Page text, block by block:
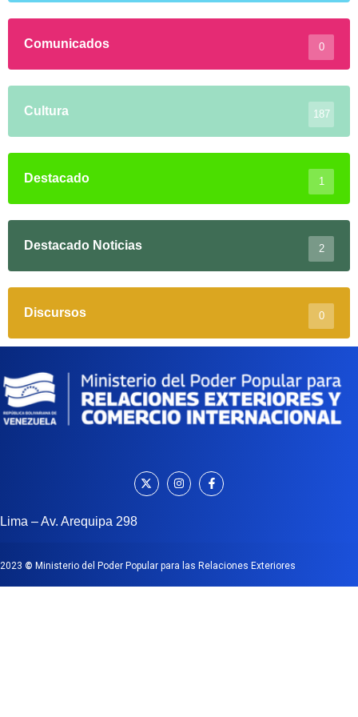
Comunicados 0
Cultura 187
Destacado 1
Destacado Noticias 2
Discursos 0
Lima – Av. Arequipa 298
2023 © Ministerio del Poder Popular para las Relaciones Exteriores